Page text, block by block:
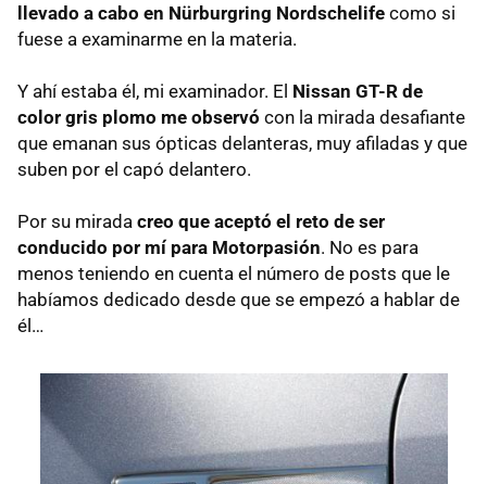
llevado a cabo en Nürburgring Nordschelife como si
fuese a examinarme en la materia.
Y ahí estaba él, mi examinador. El Nissan GT-R de
color gris plomo me observó con la mirada desafiante
que emanan sus ópticas delanteras, muy afiladas y que
suben por el capó delantero.
Por su mirada creo que aceptó el reto de ser
conducido por mí para Motorpasión. No es para
menos teniendo en cuenta el número de posts que le
habíamos dedicado desde que se empezó a hablar de
él…